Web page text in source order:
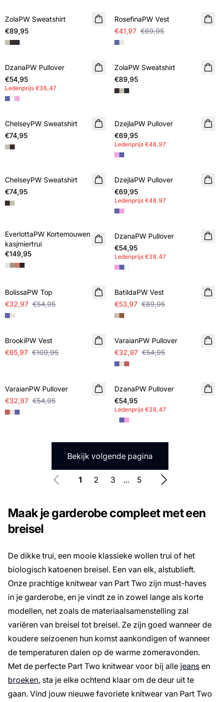
NIEUWE
ZolaPW Sweatshirt
€89,95
RosefinaPW Vest
€41,97 €69,95
NIEUWE
MEMBERS DEAL
DzanaPW Pullover
€54,95
Ledenprijs €38,47
NIEUWE
ZolaPW Sweatshirt
€89,95
NIEUWE
ChelseyPW Sweatshirt
€74,95
NIEUWE
MEMBERS DEAL
DzejlaPW Pullover
€69,95
Ledenprijs €48,97
NIEUWE
ChelseyPW Sweatshirt
€74,95
NIEUWE
MEMBERS DEAL
DzejlaPW Pullover
€69,95
Ledenprijs €48,97
NIEUWE
EverlottaPW Kortemouwen
kasjmiertrui
€149,95
NIEUWE
MEMBERS DEAL
DzanaPW Pullover
€54,95
Ledenprijs €38,47
BolissaPW Top
€32,97 €54,95
SALE
BatildaPW Vest
€53,97 €89,95
SALE
BrookiPW Vest
€65,97 €109,95
SALE
VaraianPW Pullover
€32,97 €54,95
VaraianPW Pullover
€32,97 €54,95
NIEUWE
MEMBERS DEAL
DzanaPW Pullover
€54,95
Ledenprijs €38,47
Bekijk volgende pagina
1 2 3 ... 5
Maak je garderobe compleet met een
breisel
De dikke trui, een mooie klassieke wollen trui of het
biologisch katoenen breisel. Een van elk, alstublieft.
Onze prachtige knitwear van Part Two zijn must-haves
in je garderobe, en je vindt ze in zowel lange als korte
modellen, net zoals de materiaalsamenstelling zal
variëren van breisel tot breisel. Ze zijn goed wanneer de
koudere seizoenen hun komst aankondigen of wanneer
de temperaturen dalen op de warme zomeravonden.
Met de perfecte Part Two knitwear voor bij alle jeans en
broeken, sta je elke ochtend klaar om de deur uit te
gaan. Vind jouw nieuwe favoriete knitwear van Part Two